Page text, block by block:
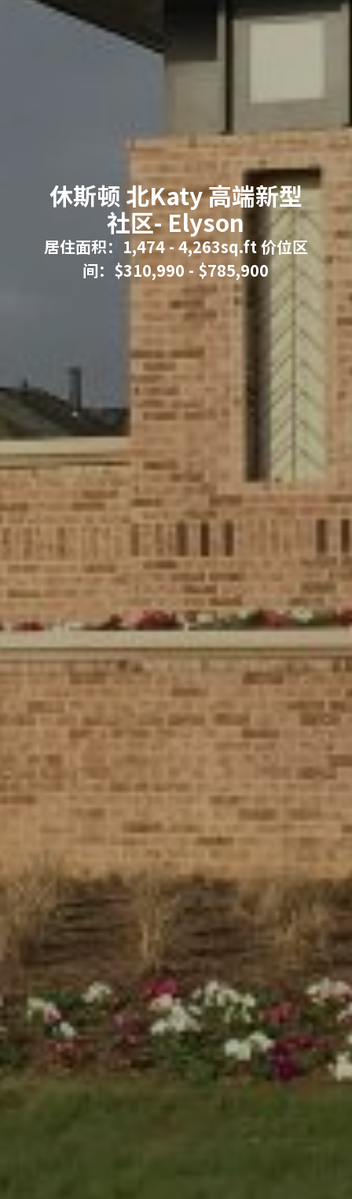
休斯顿 北Katy 高端新型
社区- Elyson
居住面积：1,474 - 4,263sq.ft 价位区
间：$310,990 - $785,900